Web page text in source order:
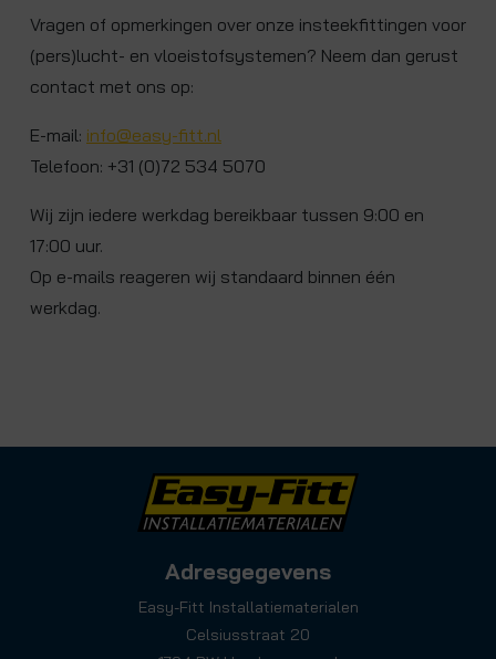
Vragen of opmerkingen over onze insteekfittingen voor
(pers)lucht- en vloeistofsystemen? Neem dan gerust
contact met ons op:
E-mail: info@easy-fitt.nl
Telefoon: +31 (0)72 534 5070
Wij zijn iedere werkdag bereikbaar tussen 9:00 en
17:00 uur.
Op e-mails reageren wij standaard binnen één
werkdag.
Adresgegevens
Easy-Fitt Installatiematerialen
Celsiusstraat 20